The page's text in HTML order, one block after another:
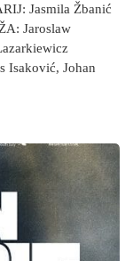
Jasmila Žbanić
Jaroslaw
Isaković, Johan